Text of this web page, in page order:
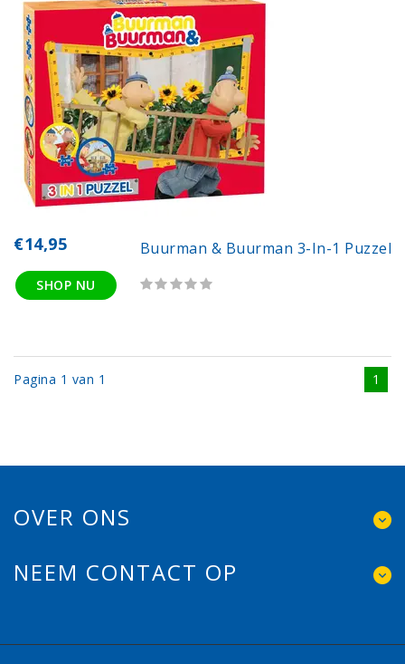
Buurman & Buurman 3-In-1 Puzzel
€14,95
SHOP NU
Pagina 1 van 1 1
OVER ONS
NEEM CONTACT OP